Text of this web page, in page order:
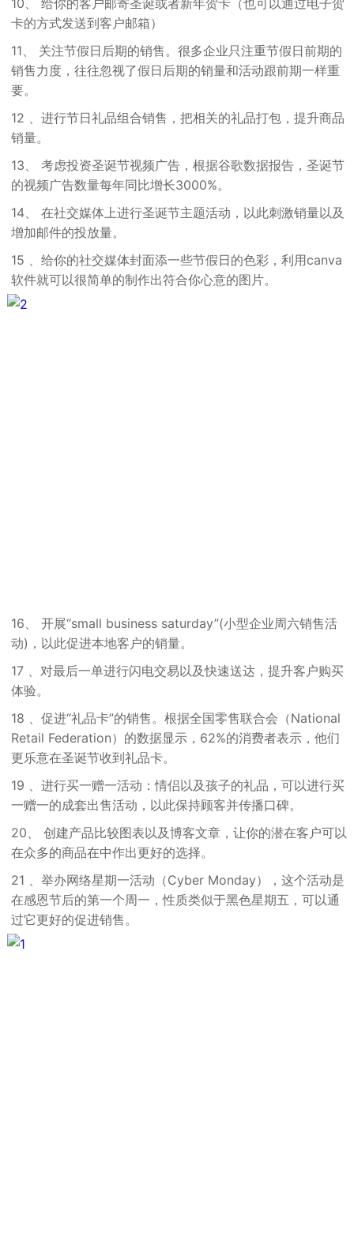
10、 给你的客户邮寄圣诞或者新年贺卡（也可以通过电子贺
卡的方式发送到客户邮箱）
11、 关注节假日后期的销售。很多企业只注重节假日前期的
销售力度，往往忽视了假日后期的销量和活动跟前期一样重
要。
12 、进行节日礼品组合销售，把相关的礼品打包，提升商品
销量。
13、 考虑投资圣诞节视频广告，根据谷歌数据报告，圣诞节
的视频广告数量每年同比增长3000%。
14、 在社交媒体上进行圣诞节主题活动，以此刺激销量以及
增加邮件的投放量。
15 、给你的社交媒体封面添一些节假日的色彩，利用canva
软件就可以很简单的制作出符合你心意的图片。
16、 开展“small business saturday”(小型企业周六销售活
动)，以此促进本地客户的销量。
17 、对最后一单进行闪电交易以及快速送达，提升客户购买
体验。
18 、促进“礼品卡”的销售。根据全国零售联合会（National
Retail Federation）的数据显示，62%的消费者表示，他们
更乐意在圣诞节收到礼品卡。
19 、进行买一赠一活动：情侣以及孩子的礼品，可以进行买
一赠一的成套出售活动，以此保持顾客并传播口碑。
20、 创建产品比较图表以及博客文章，让你的潜在客户可以
在众多的商品在中作出更好的选择。
21 、举办网络星期一活动（Cyber Monday），这个活动是
在感恩节后的第一个周一，性质类似于黑色星期五，可以通
过它更好的促进销售。